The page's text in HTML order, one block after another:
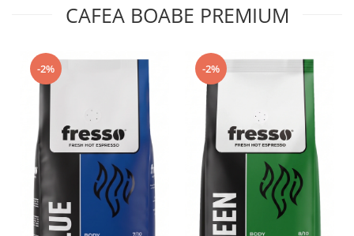
CAFEA BOABE PREMIUM
-2% -2%